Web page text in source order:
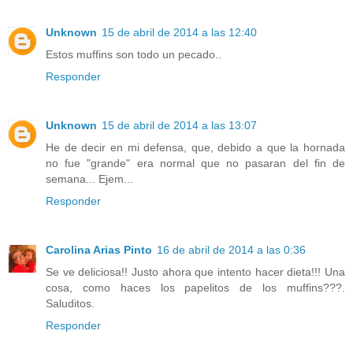
Unknown 15 de abril de 2014 a las 12:40
Estos muffins son todo un pecado..
Responder
Unknown 15 de abril de 2014 a las 13:07
He de decir en mi defensa, que, debido a que la hornada
no fue "grande" era normal que no pasaran del fin de
semana... Ejem...
Responder
Carolina Arias Pinto 16 de abril de 2014 a las 0:36
Se ve deliciosa!! Justo ahora que intento hacer dieta!!! Una
cosa, como haces los papelitos de los muffins???.
Saluditos.
Responder